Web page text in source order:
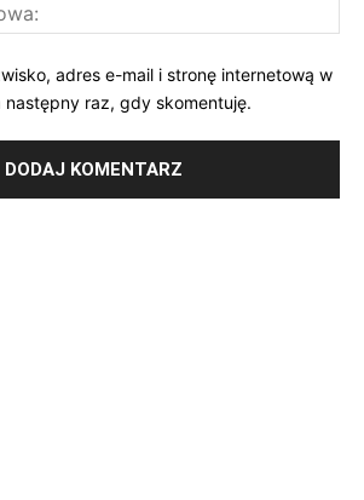
adres e-mail i stronę internetową w
raz, gdy skomentuję.